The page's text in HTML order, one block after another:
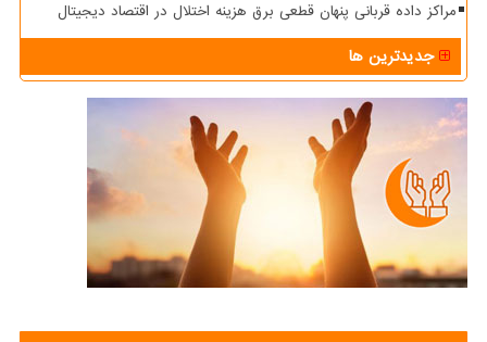
مراکز داده قربانی پنهان قطعی برق هزینه اختلال در اقتصاد دیجیتال
جدیدترین ها